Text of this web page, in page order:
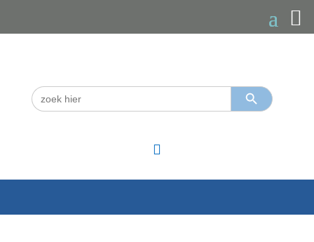
Zoek
naar:
Zoekknop
